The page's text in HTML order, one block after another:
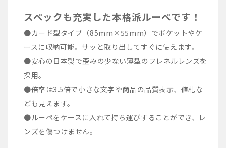
スペックも充実した本格派ルーペです！
●カード型タイプ（85mm×55mm）でポケットやケ
ースに収納可能。サッと取り出してすぐに使えます。
●安心の日本製で歪みの少ない薄型のフレネルレンズを
採用。
●倍率は3.5倍で小さな文字や商品の品質表示、値札な
ども見えます。
●ルーペをケースに入れて持ち運びすることができ、レ
ンズを傷つけません。